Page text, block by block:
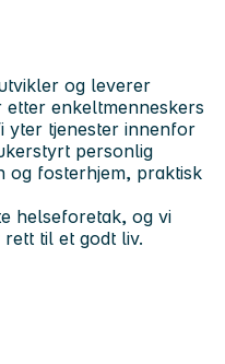
og leverer
etter enkeltmenneskers
yter tjenester innenfor
personlig
og fosterhjem, praktisk
helseforetak, og vi
til et godt liv.